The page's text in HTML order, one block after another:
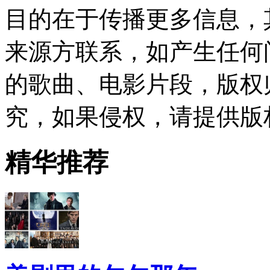
目的在于传播更多信息
来源方联系，如产生任
的歌曲、电影片段，版
究，如果侵权，请提供
精华推荐